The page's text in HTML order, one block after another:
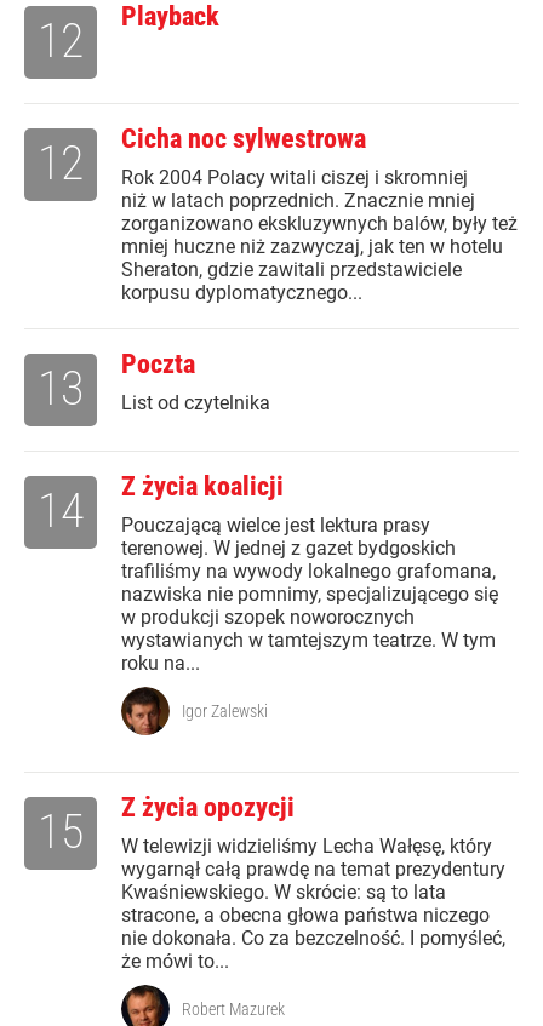
Playback
12
Cicha noc sylwestrowa
Rok 2004 Polacy witali ciszej i skromniej
niż w latach poprzednich. Znacznie mniej
zorganizowano ekskluzywnych balów, były też
mniej huczne niż zazwyczaj, jak ten w hotelu
Sheraton, gdzie zawitali przedstawiciele
korpusu dyplomatycznego...
12
Poczta
List od czytelnika
13
Z życia koalicji
Pouczającą wielce jest lektura prasy
terenowej. W jednej z gazet bydgoskich
trafiliśmy na wywody lokalnego grafomana,
nazwiska nie pomnimy, specjalizującego się
w produkcji szopek noworocznych
wystawianych w tamtejszym teatrze. W tym
roku na...
14
Igor Zalewski
Z życia opozycji
W telewizji widzieliśmy Lecha Wałęsę, który
wygarnął całą prawdę na temat prezydentury
Kwaśniewskiego. W skrócie: są to lata
stracone, a obecna głowa państwa niczego
nie dokonała. Co za bezczelność. I pomyśleć,
że mówi to...
15
Robert Mazurek